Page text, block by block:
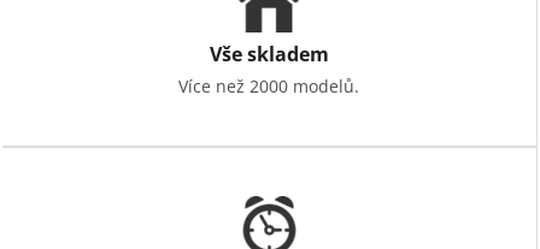
Vše skladem
Více než 2000 modelů.